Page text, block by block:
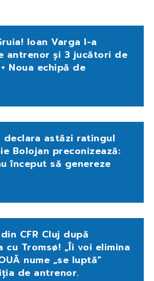
Ioan Varga l-a
antrenor și 3 jucători de
Noua echipă de
declara astăzi ratingul
Bolojan preconizează:
început să genereze
CFR Cluj după
cu Tromsø! „Îi voi elimina
nume „se luptă”
de antrenor.